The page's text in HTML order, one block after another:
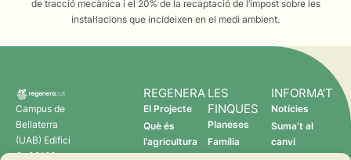
de tracció mecànica i el 20% de la recaptació de l’impost sobre les
instal·lacions que incideixen en el medi ambient.
Campus de
Bellaterra
(UAB) Edifici
C 08193
REGENERA
El Projecte
Què és
l’agricultura
LES
FINQUES
Planeses
Família
INFORMA’T
Notícies
Suma’t al
canvi